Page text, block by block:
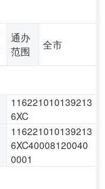
通办
范围
全市
116221010139213
6XC
116221010139213
6XC40008120040
0001